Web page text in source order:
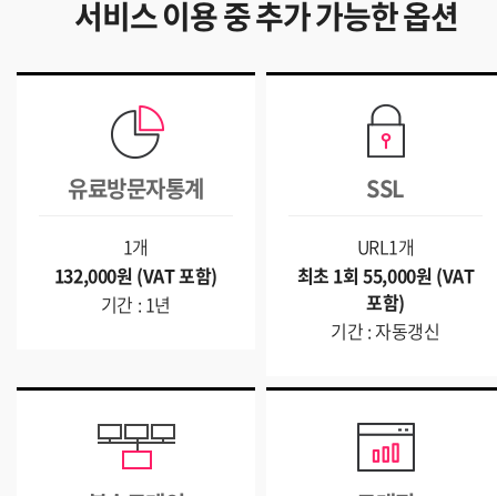
서비스 이용 중 추가 가능한 옵션
유료방문자통계
1개
132,000원 (VAT 포함)
기간 : 1년
SSL
URL1개
최초 1회 55,000원 (VAT
포함)
기간 : 자동갱신